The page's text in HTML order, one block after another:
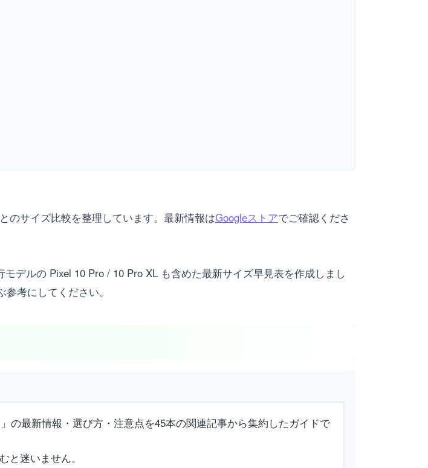
のサイズ比較を整理しています。最新情報はGoogleストアでご確認くださ
デルの Pixel 10 Pro / 10 Pro XL も含めた最新サイズ早見表を作成しまし
考にしてください。
の最新情報・選び方・注意点を45本の関連記事から集約したガイドで
迷いません。